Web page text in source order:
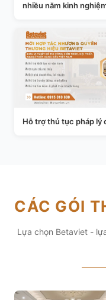
nhiều năm kinh
Hỗ trợ thủ tục pháp lý
CÁC GÓI
Lựa chọn Betaviet -